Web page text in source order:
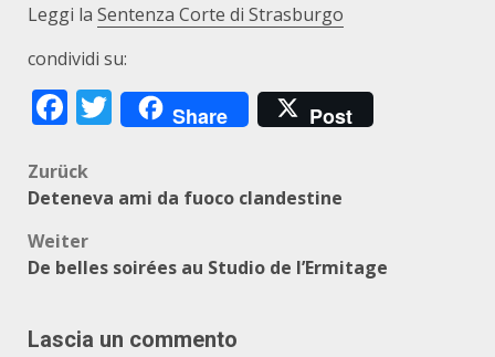
Leggi la Sentenza Corte di Strasburgo
condividi su:
Facebook
Twitter
Share Post
Beitragsnavigation
Zurück
Deteneva ami da fuoco clandestine
Weiter
De belles soirées au Studio de l’Ermitage
Lascia un commento